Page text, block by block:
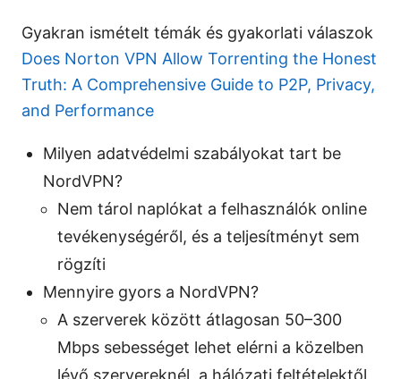
Gyakran ismételt témák és gyakorlati válaszok
Does Norton VPN Allow Torrenting the Honest
Truth: A Comprehensive Guide to P2P, Privacy,
and Performance
Milyen adatvédelmi szabályokat tart be
NordVPN?
Nem tárol naplókat a felhasználók online
tevékenységéről, és a teljesítményt sem
rögzíti
Mennyire gyors a NordVPN?
A szerverek között átlagosan 50–300
Mbps sebességet lehet elérni a közelben
lévő szervereknél, a hálózati feltételektől